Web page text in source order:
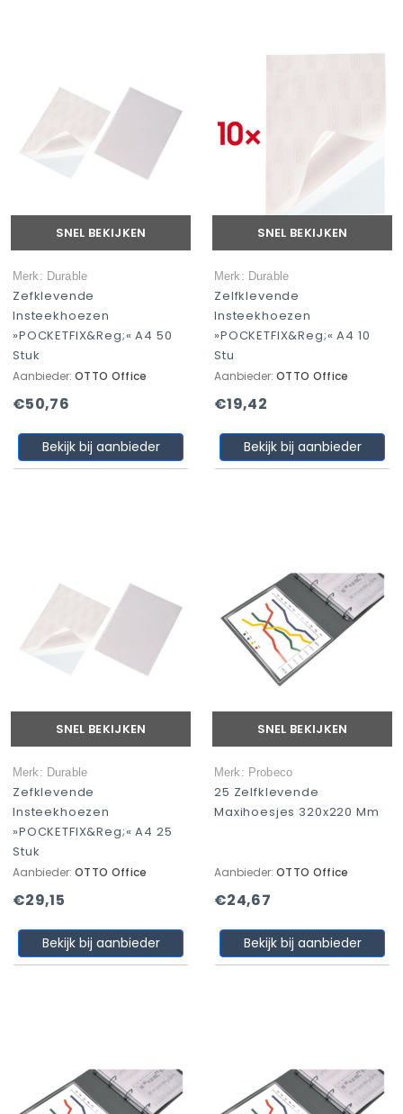
SNEL BEKIJKEN
Merk: Durable
Zefklevende
Insteekhoezen
»POCKETFIX&reg;« A4 50
Stuk
Aanbieder: OTTO Office
€50,76
Bekijk bij aanbieder
SNEL BEKIJKEN
Merk: Durable
Zelfklevende
Insteekhoezen
»POCKETFIX&reg;« A4 10
Stu
Aanbieder: OTTO Office
€19,42
Bekijk bij aanbieder
SNEL BEKIJKEN
Merk: Durable
Zefklevende
Insteekhoezen
»POCKETFIX&reg;« A4 25
Stuk
Aanbieder: OTTO Office
€29,15
Bekijk bij aanbieder
SNEL BEKIJKEN
Merk: Probeco
25 Zelfklevende
Maxihoesjes 320x220 Mm
Aanbieder: OTTO Office
€24,67
Bekijk bij aanbieder